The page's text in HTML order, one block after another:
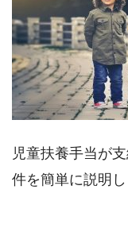
児童扶養手当が
件を簡単に説明し